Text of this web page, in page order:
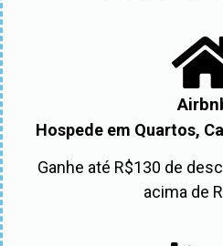
Hospede em Quartos,
Ganhe até R$130 de
acima de